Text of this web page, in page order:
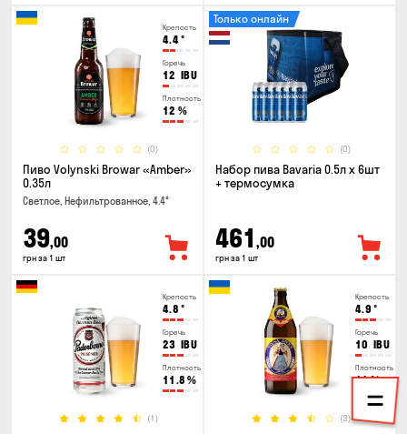
Крепость
4.4°
Горечь
12 IBU
Плотность
12 %
(0)
Пиво Volynski Browar «Amber»
0.35л
Светлое, Нефильтрованное, 4.4°
39,00
грн за 1 шт
(0)
Только онлайн
Набор пива Bavaria 0.5л х 6шт
+ термосумка
461 ,00
грн за 1 шт
Крепость
4.8 °
Горечь
23 IBU
Плотность
11.8 %
(1)
Крепость
4.9 °
Горечь
10 IBU
Плотность
11%
(3)